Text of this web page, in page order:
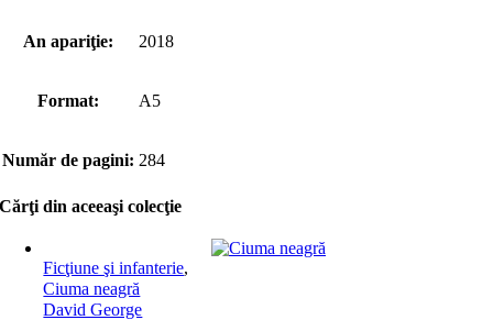
An apariţie: 2018
Format: A5
Număr de pagini: 284
Cărţi din aceeaşi colecţie
Ficţiune şi infanterie,
Ciuma neagră
David George